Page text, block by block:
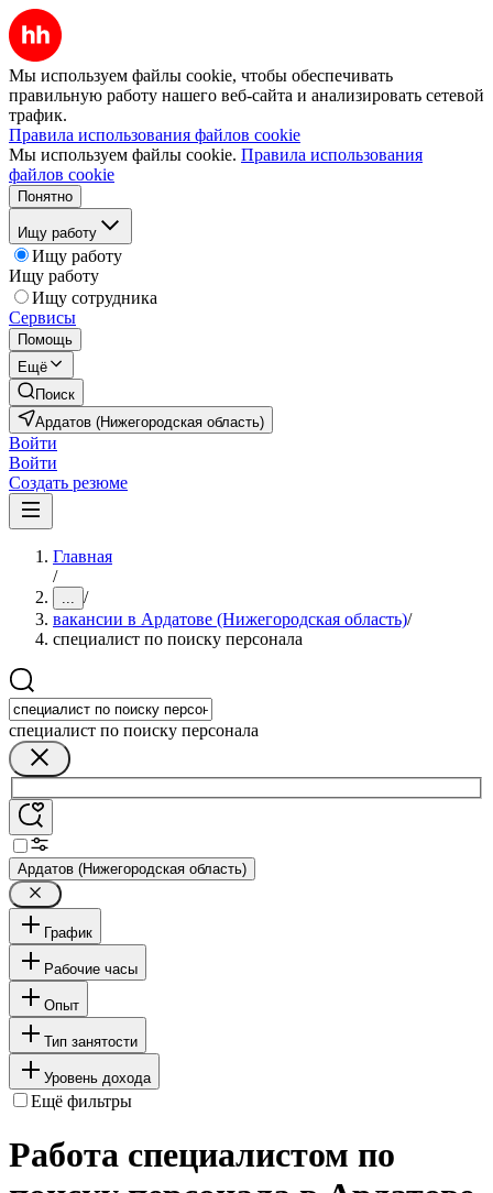
Мы используем файлы cookie, чтобы обеспечивать
правильную работу нашего веб-сайта и анализировать сетевой
трафик.
Правила использования файлов cookie
Мы используем файлы cookie. Правила использования
файлов cookie
Понятно
Ищу работу
Ищу работу
Ищу работу
Ищу сотрудника
Сервисы
Помощь
Ещё
Поиск
Ардатов (Нижегородская область)
Войти
Войти
Создать резюме
Главная
/
... /
вакансии в Ардатове (Нижегородская область)/
специалист по поиску персонала
специалист по поиску персонала
Ардатов (Нижегородская область)
График
Рабочие часы
Опыт
Тип занятости
Уровень дохода
Ещё фильтры
Работа специалистом по